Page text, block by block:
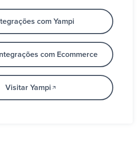
com Yampi
com Ecommerce
Visitar Yampi